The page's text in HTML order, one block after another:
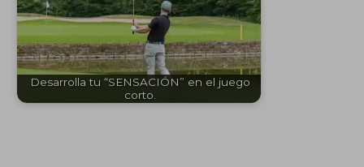
Desarrolla tu “SENSACIÓN” en el juego
corto.